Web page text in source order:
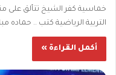
خماسية كفر الشيخ تتألق على
التربية الرياضية كتب .. حماده
أكمل القراءة »